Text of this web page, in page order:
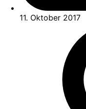
11. Oktober 2017